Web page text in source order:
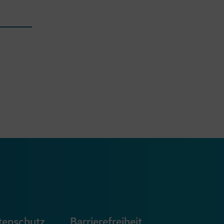
Seite
Xing Seite
unserer LinkedIn Seite